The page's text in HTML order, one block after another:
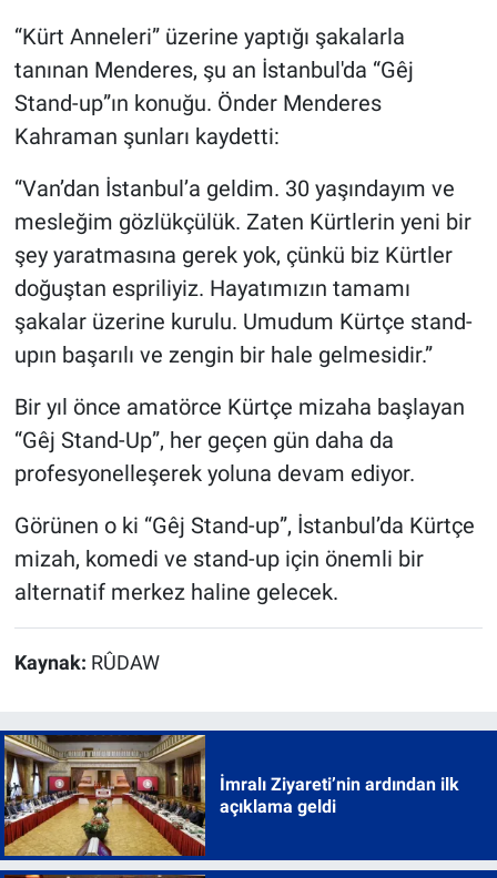
“Kürt Anneleri” üzerine yaptığı şakalarla
tanınan Menderes, şu an İstanbul'da “Gêj
Stand-up”ın konuğu. Önder Menderes
Kahraman şunları kaydetti:
“Van’dan İstanbul’a geldim. 30 yaşındayım ve
mesleğim gözlükçülük. Zaten Kürtlerin yeni bir
şey yaratmasına gerek yok, çünkü biz Kürtler
doğuştan espriliyiz. Hayatımızın tamamı
şakalar üzerine kurulu. Umudum Kürtçe stand-
upın başarılı ve zengin bir hale gelmesidir.”
Bir yıl önce amatörce Kürtçe mizaha başlayan
“Gêj Stand-Up”, her geçen gün daha da
profesyonelleşerek yoluna devam ediyor.
Görünen o ki “Gêj Stand-up”, İstanbul’da Kürtçe
mizah, komedi ve stand-up için önemli bir
alternatif merkez haline gelecek.
Kaynak: RÛDAW
İmralı Ziyareti’nin ardından ilk
açıklama geldi